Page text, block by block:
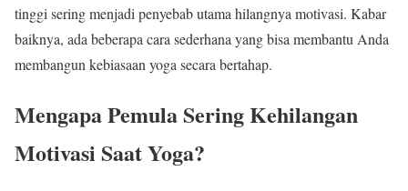
tinggi sering menjadi penyebab utama hilangnya motivasi. Kabar
baiknya, ada beberapa cara sederhana yang bisa membantu Anda
membangun kebiasaan yoga secara bertahap.
Mengapa Pemula Sering Kehilangan
Motivasi Saat Yoga?